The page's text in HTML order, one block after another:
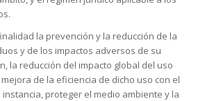
la prevención y la reducción de la
y de los impactos adversos de su
la reducción del impacto global del uso
de la eficiencia de dicho uso con el
proteger el medio ambiente y la